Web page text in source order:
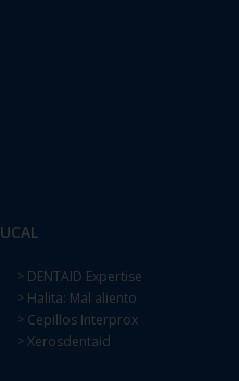
> DENTAID Expertise
> Halita: Mal aliento
> Cepillos Interprox
> Xerosdentaid